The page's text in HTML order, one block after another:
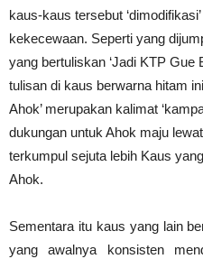
kaus-kaus tersebut
kekecewaan. Seperti yang
yang bertuliskan ‘Jadi KTP Gue
tulisan di kaus berwarna hitam
Ahok’ merupakan kalimat
dukungan untuk Ahok maju
terkumpul sejuta lebih Kaus
Ahok.
Sementara itu kaus yang lain
yang awalnya konsisten